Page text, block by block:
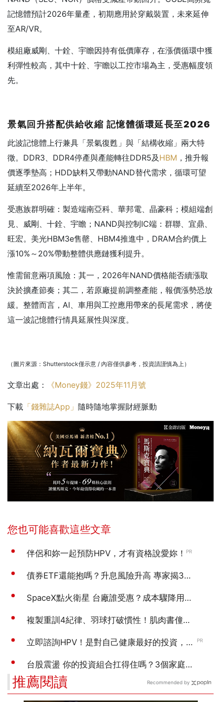
記憶體預計2026年量產，初期應用於穿戴裝置，未來延伸
至AR/VR。
模組廠威剛、十銓、宇瞻因持有低價庫存，在漲價循環中獲
利彈性較高，其中十銓、宇瞻以工控市場為主，受惠幅度領
先。
景氣回升搭配供給收縮 記憶體循環延長至2026
此波記憶體上行兼具「景氣復甦」與「結構收縮」兩大特
徵。DDR3、DDR4停產與產能轉往DDR5及 HBM ，推升報
價逐季墊高；HDD缺料又帶動NAND替代需求，循環可望
延續至2026年上半年。
受惠族群明確：製造端南亞科、華邦電、晶豪科；模組端創
見、威剛、十銓、宇瞻；NAND與控制IC端：群聯、宜鼎、
旺宏。美光HBM3e售罄、HBM4推進中，DRAM合約價上
漲10%～20%帶動整體供應鏈獲利提升。
惟需留意兩項風險：其一，2026年NAND價格能否續漲取
決於擴產節奏；其二，若原廠提前調整產能，報價漲勢恐放
緩。整體而言，AI、車用與工控應用帶來的長尾需求，將使
這一波記憶體行情具延展性與深度。
（圖片來源：Shutterstock僅示意 / 內容僅供參考，投資請謹慎為上）
文章出處： 《Money錢》2025年11月號
下載 「錢雜誌App」 隨時隨地掌握財經脈動
推薦閱讀 Recommended by